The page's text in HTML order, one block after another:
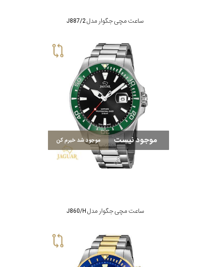
ساعت مچی جگوار مدل J887/2
موجود نیست موجود شد خبرم کن
ساعت مچی جگوار مدل J860/H